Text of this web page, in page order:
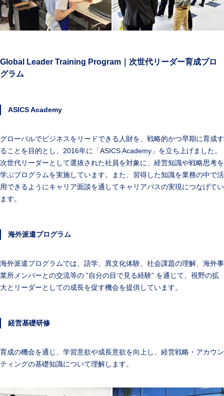
Global Leader Training Program｜次世代リーダー育成プロ
グラム
ASICS Academy
グローバルでビジネスをリードできる人財を、戦略的かつ早期に育成す
ることを目的とし、2016年に「ASICS Academy」を立ち上げました。
次世代リーダーとして選抜された社員を対象に、経営知識や戦略思考を
学ぶプログラムを実施しています。また、習得した知識を業務の中で活
用できるようにキャリア面談を通してキャリアパスの実現につなげてい
ます。
海外派遣プログラム
海外派遣プログラムでは、語学、異文化体験、社会課題の理解、海外事
業所メンバーとの交流等の ”自分の目で見る経験” を通じて、視野の拡
大とリーダーとしての成長を促す機会を提供しています。
経営基礎研修
育成の機会を通じ、学習意欲や成長意欲を向上し、経営戦略・アカウン
ティングの基礎知識について理解します。